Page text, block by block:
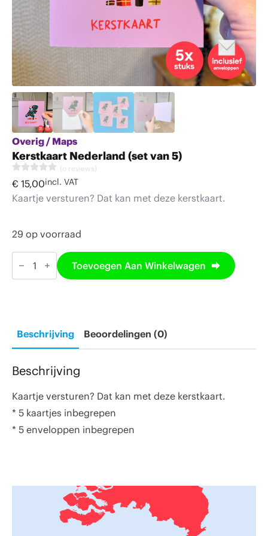
Overig / Maps
Kerstkaart Nederland (set van 5)
(o reviews)
€ 15,00incl. VAT
Kaartje versturen? Dat kan met deze kerstkaart.
29 op voorraad
Kerstkaart
Nederland
Toevoegen Aan Winkelwagen
Beschrijving Beoordelingen (0)
Beschrijving
Kaartje versturen? Dat kan met deze kerstkaart.
* 5 kaartjes inbegrepen
* 5 enveloppen inbegrepen